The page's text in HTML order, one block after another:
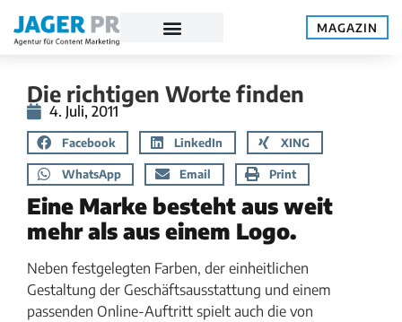
MAGAZIN
Die richtigen Worte finden
4. Juli, 2011
Facebook LinkedIn XING
WhatsApp Email Print
Eine Marke besteht aus weit
mehr als aus einem Logo.
Neben festgelegten Farben, der einheitlichen
Gestaltung der Geschäftsausstattung und einem
passenden Online-Auftritt spielt auch die von